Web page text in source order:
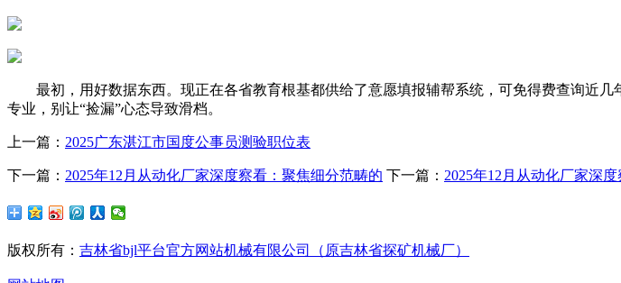
最初，用好数据东西。现正在各省教育根基都供给了意愿填报辅帮系统，可免得费查询近几
专业，别让“捡漏”心态导致滑档。
上一篇： 2025广东湛江市国度公事员测验职位表
下一篇： 2025年12月从动化厂家深度察看：聚焦细分范畴的 下一篇： 2025年12月从动化厂家深
版权所有： 吉林省bjl平台官方网站机械有限公司（原吉林省探矿机械厂）